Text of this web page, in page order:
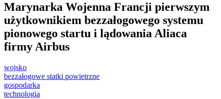
Marynarka Wojenna Francji pierwszym
użytkownikiem bezzałogowego systemu
pionowego startu i lądowania Aliaca
firmy Airbus
wojsko
bezzałogowe statki powietrzne
gospodarka
technologia